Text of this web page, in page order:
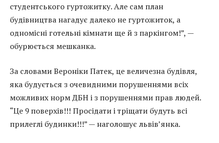
студентського гуртожитку. Але сам план
будівництва нагадує далеко не гуртожиток, а
одномісні готельні кімнати ще й з паркінгом!”, —
обурюється мешканка.
За словами Вероніки Патек, це величезна будівля,
яка будується з очевидними порушеннями всіх
можливих норм ДБН і з порушеннями прав людей.
“Це 9 поверхів!!! Просідати і тріщати будуть всі
прилеглі будинки!!!” — наголошує львів’янка.